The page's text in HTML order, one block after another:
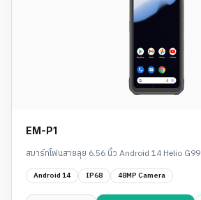
EM-P1
สมาร์ทโฟนสายลุย 6.56 นิ้ว Android 14 Helio G99
Android 14 IP68 48MP Camera